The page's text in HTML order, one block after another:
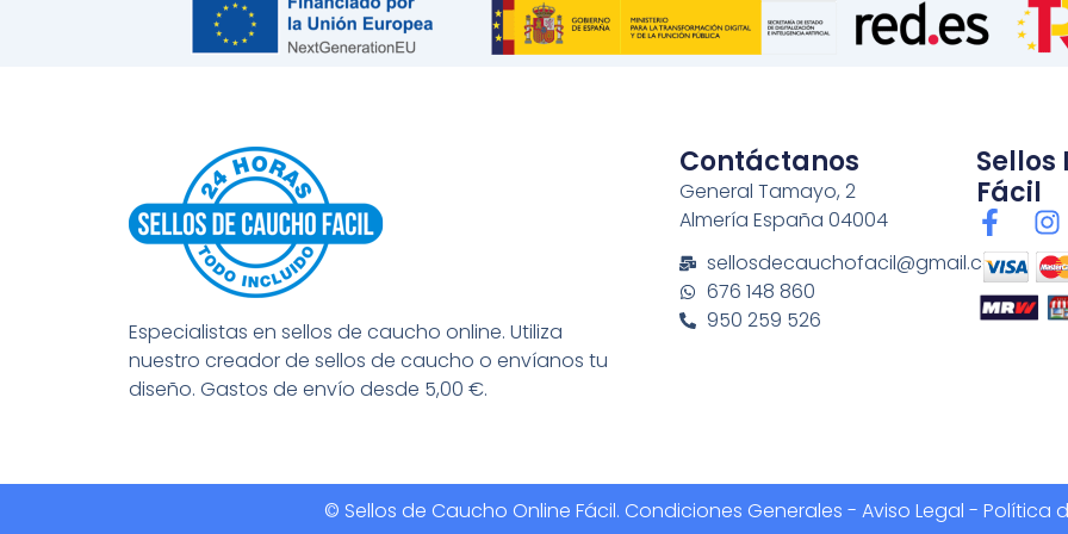
Especialistas en sellos de caucho online. Utiliza
nuestro creador de sellos de caucho o envíanos tu
diseño. Gastos de envío desde 5,00 €.
Contáctanos
General Tamayo, 2
Almería España 04004
sellosdecauchofacil@gmail.com
676 148 860
950 259 526
Sellos
Fácil
F
a
c
e
b
I
n
s
t
a
© Sellos de Caucho Online Fácil. Condiciones Generales - Aviso Legal - Política